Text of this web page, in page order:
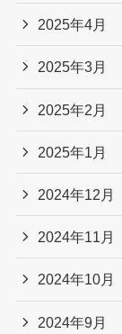
2025年4月
2025年3月
2025年2月
2025年1月
2024年12月
2024年11月
2024年10月
2024年9月